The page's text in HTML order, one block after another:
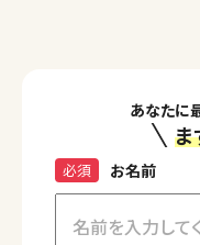
あなたに
お名前
必須